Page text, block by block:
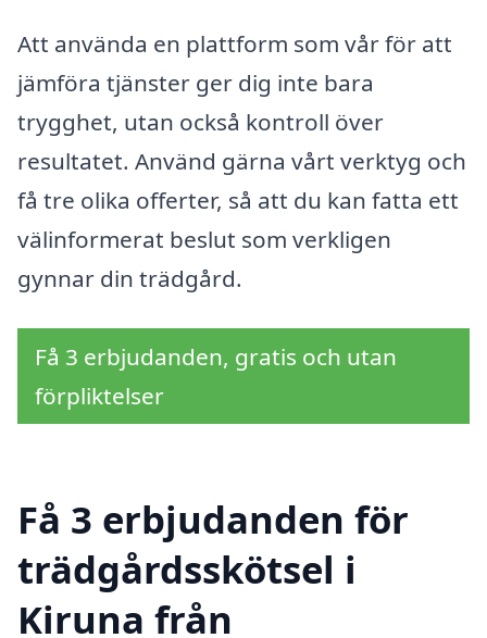
Att använda en plattform som vår för att
jämföra tjänster ger dig inte bara
trygghet, utan också kontroll över
resultatet. Använd gärna vårt verktyg och
få tre olika offerter, så att du kan fatta ett
välinformerat beslut som verkligen
gynnar din trädgård.
Få 3 erbjudanden, gratis och utan
förpliktelser
Få 3 erbjudanden för
trädgårdsskötsel i
Kiruna från